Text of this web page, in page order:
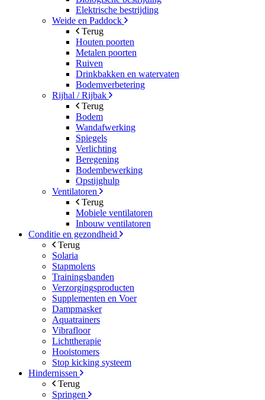
Elektrische bestrijding
Weide en Paddock
Terug
Houten poorten
Metalen poorten
Ruiven
Drinkbakken en watervaten
Bodemverbetering
Rijhal / Rijbak
Terug
Bodem
Wandafwerking
Spiegels
Verlichting
Beregening
Bodembewerking
Opstijghulp
Ventilatoren
Terug
Mobiele ventilatoren
Inbouw ventilatoren
Conditie en gezondheid
Terug
Solaria
Stapmolens
Trainingsbanden
Verzorgingsproducten
Supplementen en Voer
Dampmasker
Aquatrainers
Vibrafloor
Lichttherapie
Hooistomers
Stop kicking systeem
Hindernissen
Terug
Springen